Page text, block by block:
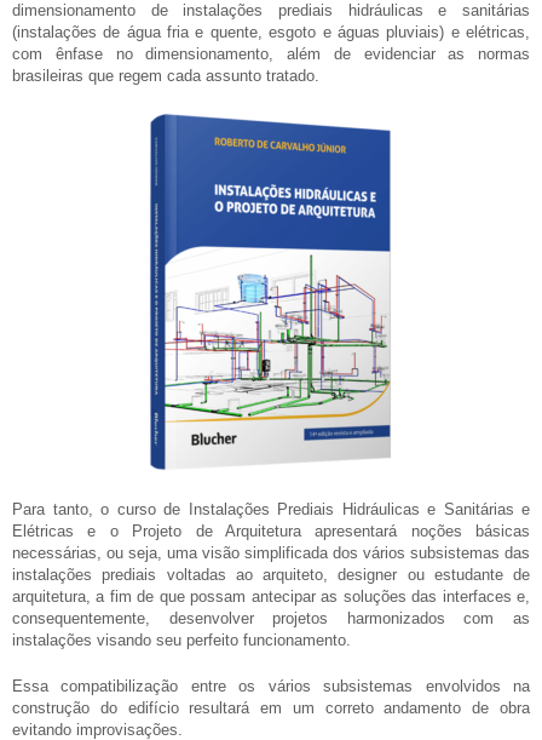
dimensionamento de instalações prediais hidráulicas e sanitárias
(instalações de água fria e quente, esgoto e águas pluviais) e elétricas,
com ênfase no dimensionamento, além de evidenciar as normas
brasileiras que regem cada assunto tratado.
Para tanto, o curso de Instalações Prediais Hidráulicas e Sanitárias e
Elétricas e o Projeto de Arquitetura apresentará noções básicas
necessárias, ou seja, uma visão simplificada dos vários subsistemas das
instalações prediais voltadas ao arquiteto, designer ou estudante de
arquitetura, a fim de que possam antecipar as soluções das interfaces e,
consequentemente, desenvolver projetos harmonizados com as
instalações visando seu perfeito funcionamento.
Essa compatibilização entre os vários subsistemas envolvidos na
construção do edifício resultará em um correto andamento de obra
evitando improvisações.